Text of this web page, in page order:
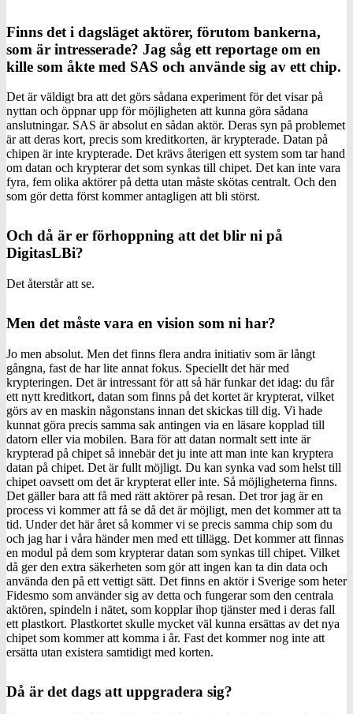
Finns det i dagsläget aktörer, förutom bankerna,
som är intresserade? Jag såg ett reportage om en
kille som åkte med SAS och använde sig av ett chip.
Det är väldigt bra att det görs sådana experiment för det visar på
nyttan och öppnar upp för möjligheten att kunna göra sådana
anslutningar. SAS är absolut en sådan aktör. Deras syn på problemet
är att deras kort, precis som kreditkorten, är krypterade. Datan på
chipen är inte krypterade. Det krävs återigen ett system som tar hand
om datan och krypterar det som synkas till chipet. Det kan inte vara
fyra, fem olika aktörer på detta utan måste skötas centralt. Och den
som gör detta först kommer antagligen att bli störst.
Och då är er förhoppning att det blir ni på
DigitasLBi?
Det återstår att se.
Men det måste vara en vision som ni har?
Jo men absolut. Men det finns flera andra initiativ som är långt
gångna, fast de har lite annat fokus. Speciellt det här med
krypteringen. Det är intressant för att så här funkar det idag: du får
ett nytt kreditkort, datan som finns på det kortet är krypterat, vilket
görs av en maskin någonstans innan det skickas till dig. Vi hade
kunnat göra precis samma sak antingen via en läsare kopplad till
datorn eller via mobilen. Bara för att datan normalt sett inte är
krypterad på chipet så innebär det ju inte att man inte kan kryptera
datan på chipet. Det är fullt möjligt. Du kan synka vad som helst till
chipet oavsett om det är krypterat eller inte. Så möjligheterna finns.
Det gäller bara att få med rätt aktörer på resan. Det tror jag är en
process vi kommer att få se då det är möjligt, men det kommer att ta
tid. Under det här året så kommer vi se precis samma chip som du
och jag har i våra händer men med ett tillägg. Det kommer att finnas
en modul på dem som krypterar datan som synkas till chipet. Vilket
då ger den extra säkerheten som gör att ingen kan ta din data och
använda den på ett vettigt sätt. Det finns en aktör i Sverige som heter
Fidesmo som använder sig av detta och fungerar som den centrala
aktören, spindeln i nätet, som kopplar ihop tjänster med i deras fall
ett plastkort. Plastkortet skulle mycket väl kunna ersättas av det nya
chipet som kommer att komma i år. Fast det kommer nog inte att
ersätta utan existera samtidigt med korten.
Då är det dags att uppgradera sig?